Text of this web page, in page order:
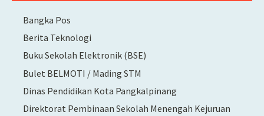
Bangka Pos
Berita Teknologi
Buku Sekolah Elektronik (BSE)
Bulet BELMOTI / Mading STM
Dinas Pendidikan Kota Pangkalpinang
Direktorat Pembinaan Sekolah Menengah Kejuruan